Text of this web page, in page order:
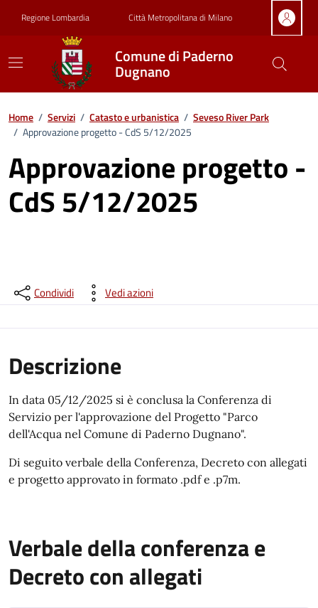
Regione Lombardia Città Metropolitana di Milano
Comune di Paderno
Dugnano
Home / Servizi / Catasto e urbanistica / Seveso River Park
/ Approvazione progetto - CdS 5/12/2025
Approvazione progetto -
CdS 5/12/2025
Condividi Vedi azioni
Descrizione
In data 05/12/2025 si è conclusa la Conferenza di
Servizio per l'approvazione del Progetto "Parco
dell'Acqua nel Comune di Paderno Dugnano".
Di seguito verbale della Conferenza, Decreto con allegati
e progetto approvato in formato .pdf e .p7m.
Verbale della conferenza e
Decreto con allegati